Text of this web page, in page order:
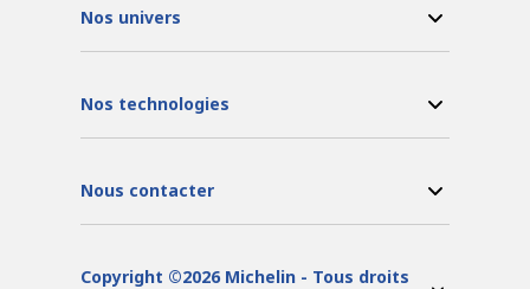
Nos univers
Nos technologies
Nous contacter
Copyright ©2026 Michelin - Tous droits